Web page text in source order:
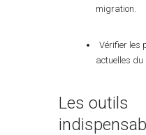
migration.
Vérifier les
actuelles du
Les outils